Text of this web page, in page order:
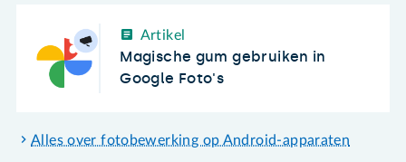
Artikel
Magische gum gebruiken in
Google Foto's
Alles over fotobewerking op Android-apparaten